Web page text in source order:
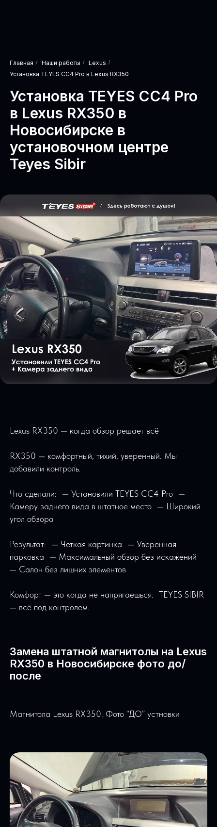
Главная / Наши работы / Lexus /
Установка TEYES CC4 Pro в Lexus RX350
Установка TEYES CC4 Pro
в Lexus RX350 в
Новосибирске в
установочном центре
Teyes Sibir
Lexus RX350 — когда обзор решает всё
RX350 — комфортный, тихий, уверенный. Мы
добавили контроль.
Что сделали: — Установили TEYES CC4 Pro —
Камеру заднего вида в штатное место — Широкий
угол обзора
Результат: — Чёткая картинка — Уверенная
парковка — Максимальный обзор без искажений
— Салон без лишних элементов
Комфорт — это когда не напрягаешься. TEYES SIBIR
— всё под контролем.
Замена штатной магнитолы на Lexus
RX350 в Новосибирске фото до/
после
Магнитола Lexus RX350. Фото “ДО” устновки